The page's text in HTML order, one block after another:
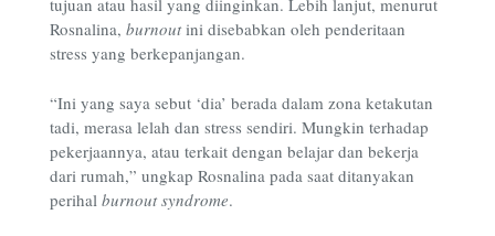
tujuan atau hasil yang diinginkan. Lebih lanjut, menurut
Rosnalina, burnoutini disebabkan oleh penderitaan
stress yang berkepanjangan.
“Ini yang saya sebut ‘dia’ berada dalam zona ketakutan
tadi, merasa lelah dan stress sendiri. Mungkin terhadap
pekerjaannya, atau terkait dengan belajar dan bekerja
dari rumah,” ungkap Rosnalina pada saat ditanyakan
perihal burnout syndrome.